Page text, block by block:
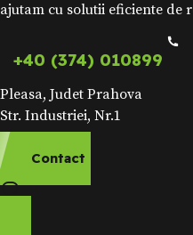
ajutam cu solutii eficiente de
+40 (374) 010899
Pleasa, Judet Prahova
Str. Industriei, Nr.1
Contact